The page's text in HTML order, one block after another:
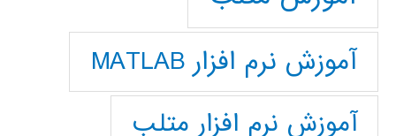
آموزش نرم افزار MATLAB
آموزش نرم افزار متلب